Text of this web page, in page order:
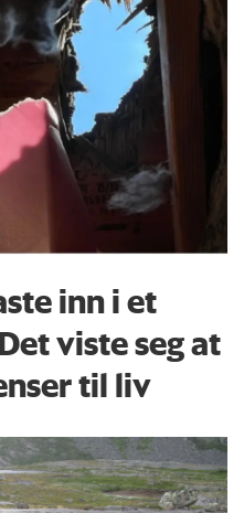
inn i et
viste seg at
til liv